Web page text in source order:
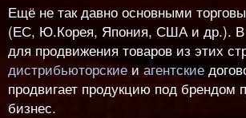
Ещё не так давно основными
(ЕС, Ю.Корея, Япония, США и др.). В
для продвижения товаров из этих
дистрибьюторские иагентские
продвигает продукцию под брендом
бизнес.